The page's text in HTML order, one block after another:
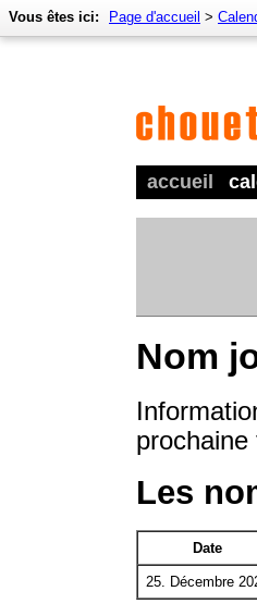
accueil
Vous êtes ici: Page d'accueil >
Nom
Les
Date
25. Décembre